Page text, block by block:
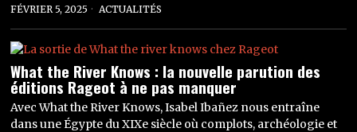
FÉVRIER 5, 2025 ACTUALITÉS
What the River Knows : la nouvelle parution des
éditions Rageot à ne pas manquer
Avec What the River Knows, Isabel Ibañez nous entraîne
dans une Égypte du XIXe siècle où complots, archéologie et